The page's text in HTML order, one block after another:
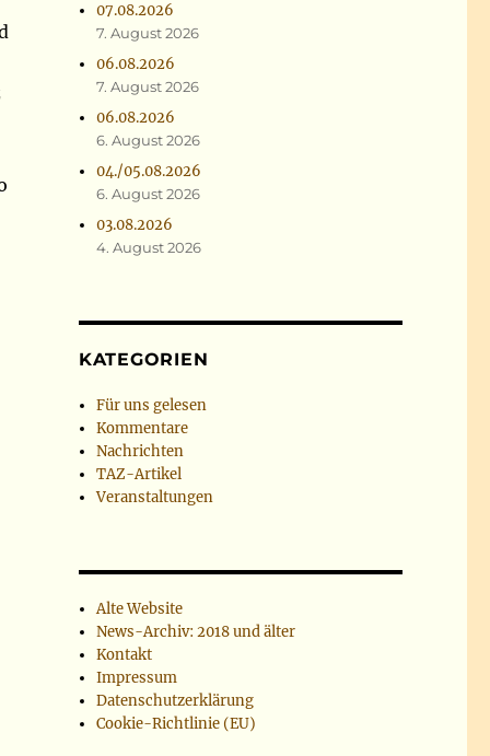
07.08.2026
7. August 2026
06.08.2026
7. August 2026
06.08.2026
6. August 2026
04./05.08.2026
6. August 2026
03.08.2026
4. August 2026
KATEGORIEN
Für uns gelesen
Kommentare
Nachrichten
TAZ-Artikel
Veranstaltungen
Alte Website
News-Archiv: 2018 und älter
Kontakt
Impressum
Datenschutzerklärung
Cookie-Richtlinie (EU)